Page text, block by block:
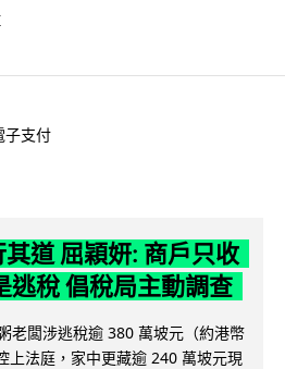
子支付
道 屈穎妍: 商戶只收
逃稅 倡稅局主動調查
老闆涉逃稅逾 380 萬坡元（約港幣
上法庭，家中更藏逾 240 萬坡元現